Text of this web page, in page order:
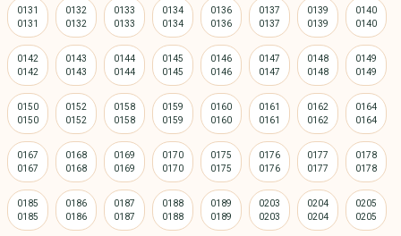
0131 0132 0133 0134 0136 0137 0139 0140
0142 0143 0144 0145 0146 0147 0148 0149
0150 0152 0158 0159 0160 0161 0162 0164
0167 0168 0169 0170 0175 0176 0177 0178
0185 0186 0187 0188 0189 0203 0204 0205